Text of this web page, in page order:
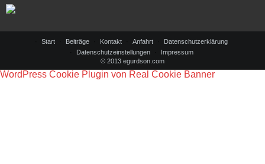
Start Beiträge Kontakt Anfahrt
Datenschutzerklärung
Datenschutzeinstellungen
Impressum
© 2013 egurdson.com
WordPress Cookie Plugin von Real Cookie Banner